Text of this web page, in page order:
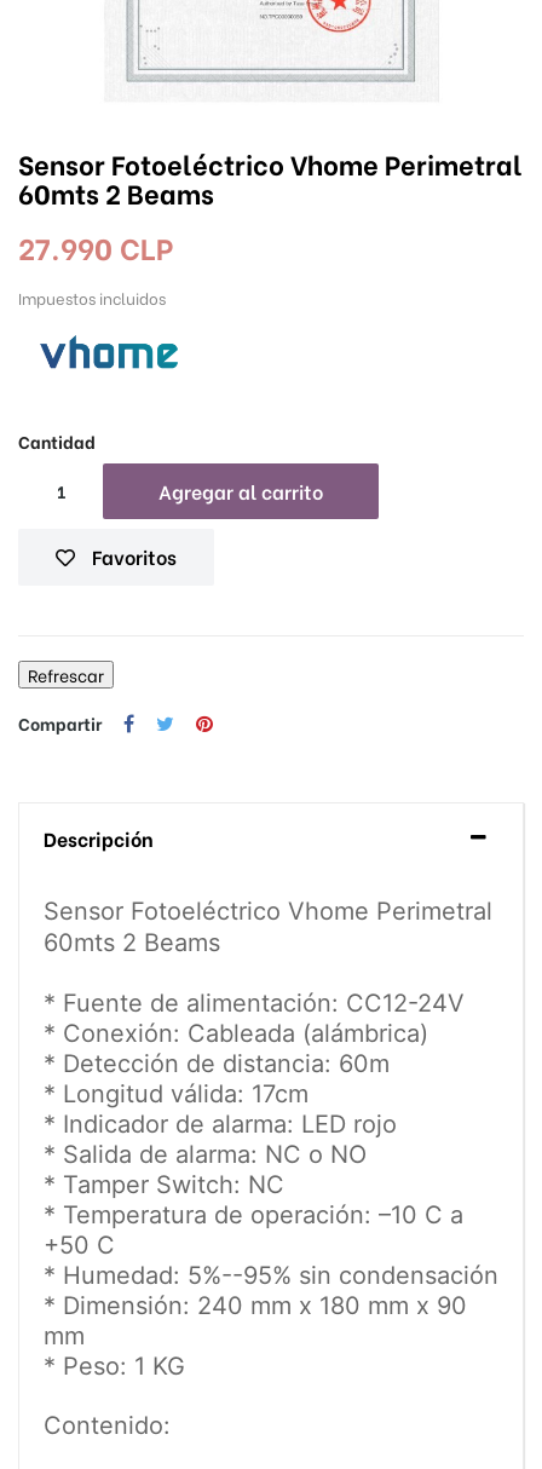
Sensor Fotoeléctrico Vhome Perimetral
60mts 2 Beams
27.990 CLP
Impuestos incluidos
Cantidad
Agregar al carrito
Favoritos
Compartir
Descripción
Sensor Fotoeléctrico Vhome Perimetral
60mts 2 Beams
* Fuente de alimentación: CC12-24V
* Conexión: Cableada (alámbrica)
* Detección de distancia: 60m
* Longitud válida: 17cm
* Indicador de alarma: LED rojo
* Salida de alarma: NC o NO
* Tamper Switch: NC
* Temperatura de operación: –10 C a
+50 C
* Humedad: 5%--95% sin condensación
* Dimensión: 240 mm x 180 mm x 90
mm
* Peso: 1 KG
Contenido: